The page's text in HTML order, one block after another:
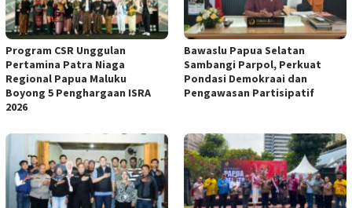
Program CSR Unggulan
Pertamina Patra Niaga
Regional Papua Maluku
Boyong 5 Penghargaan ISRA
2026
Bawaslu Papua Selatan
Sambangi Parpol, Perkuat
Pondasi Demokraai dan
Pengawasan Partisipatif